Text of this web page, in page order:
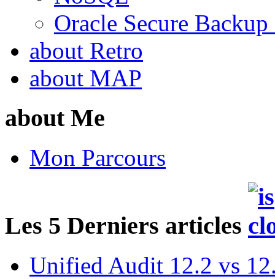
Oracle Secure
about Retro
about MAP
about Me
Mon Parcours
Les 5 Derniers articles
Unified Audit 12.2 vs